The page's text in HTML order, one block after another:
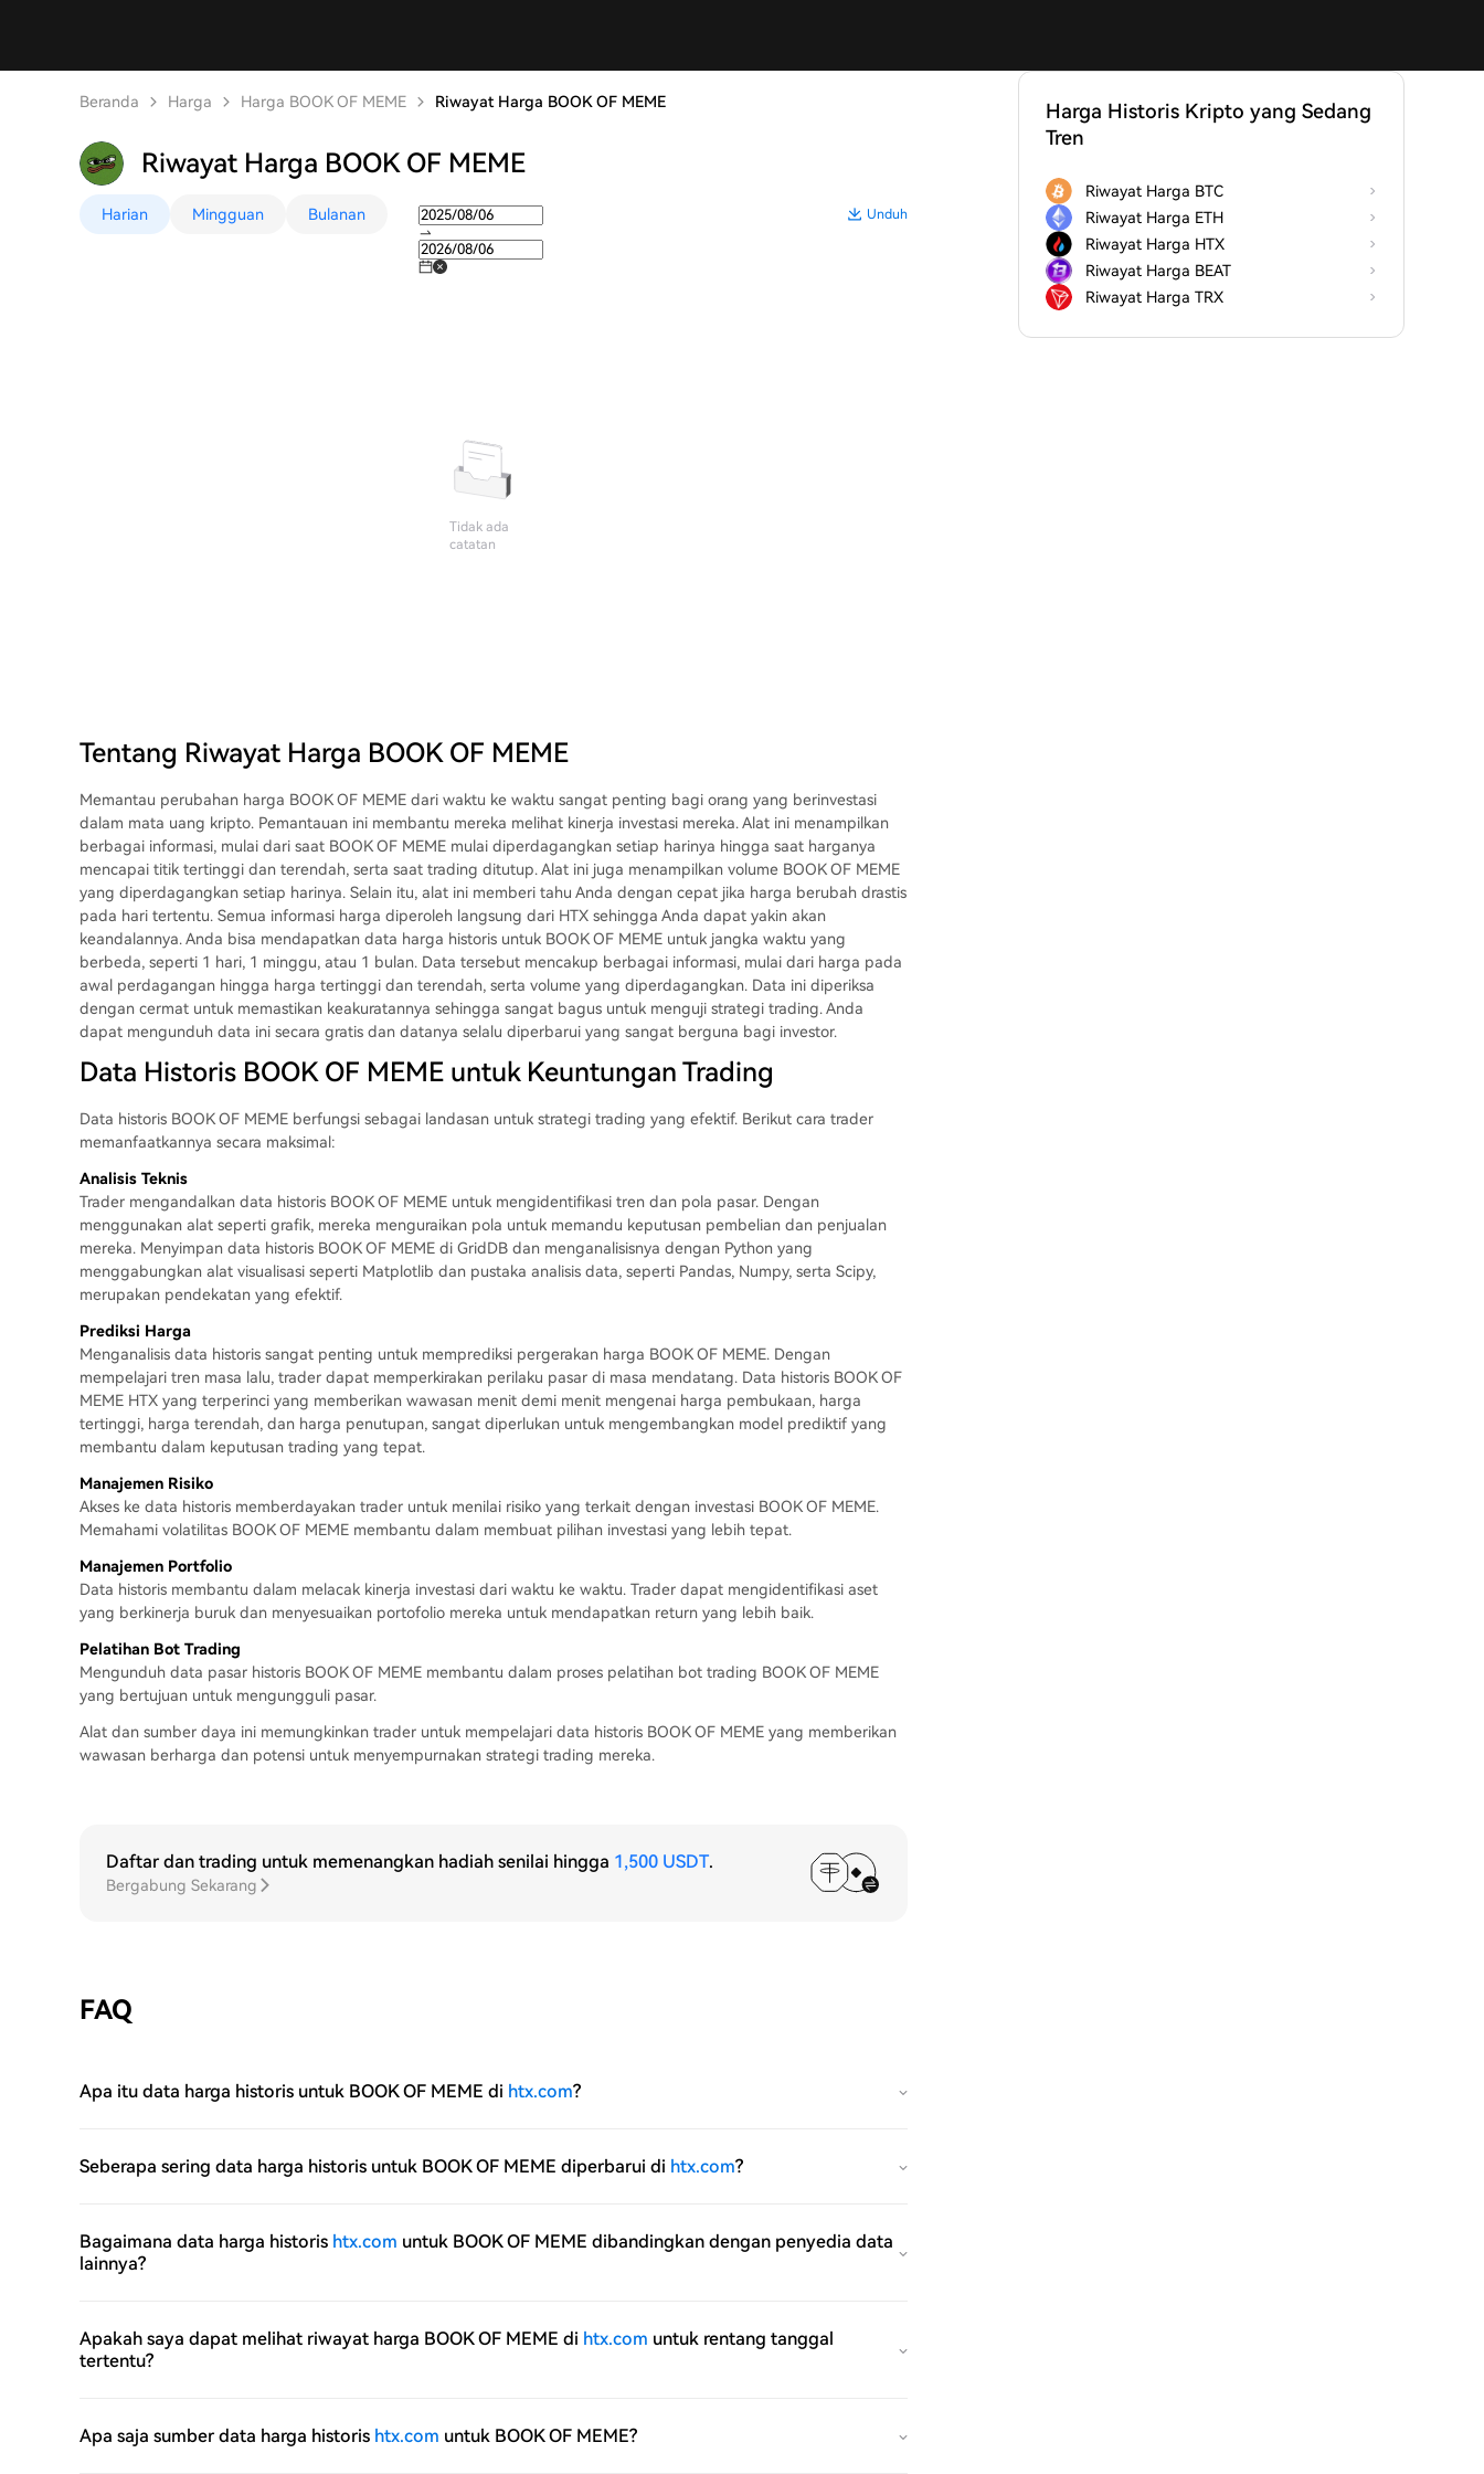
Beranda Harga Harga BOOK OF MEME Riwayat Harga BOOK OF MEME
Riwayat Harga BOOK OF MEME
Harian Mingguan Bulanan Unduh
Tidak ada
catatan
Tentang Riwayat Harga BOOK OF MEME
Memantau perubahan harga BOOK OF MEME dari waktu ke waktu sangat penting bagi orang yang berinvestasi
dalam mata uang kripto. Pemantauan ini membantu mereka melihat kinerja investasi mereka. Alat ini menampilkan
berbagai informasi, mulai dari saat BOOK OF MEME mulai diperdagangkan setiap harinya hingga saat harganya
mencapai titik tertinggi dan terendah, serta saat trading ditutup. Alat ini juga menampilkan volume BOOK OF MEME
yang diperdagangkan setiap harinya. Selain itu, alat ini memberi tahu Anda dengan cepat jika harga berubah drastis
pada hari tertentu. Semua informasi harga diperoleh langsung dari HTX sehingga Anda dapat yakin akan
keandalannya. Anda bisa mendapatkan data harga historis untuk BOOK OF MEME untuk jangka waktu yang
berbeda, seperti 1 hari, 1 minggu, atau 1 bulan. Data tersebut mencakup berbagai informasi, mulai dari harga pada
awal perdagangan hingga harga tertinggi dan terendah, serta volume yang diperdagangkan. Data ini diperiksa
dengan cermat untuk memastikan keakuratannya sehingga sangat bagus untuk menguji strategi trading. Anda
dapat mengunduh data ini secara gratis dan datanya selalu diperbarui yang sangat berguna bagi investor.
Data Historis BOOK OF MEME untuk Keuntungan Trading
Data historis BOOK OF MEME berfungsi sebagai landasan untuk strategi trading yang efektif. Berikut cara trader
memanfaatkannya secara maksimal:
Analisis Teknis
Trader mengandalkan data historis BOOK OF MEME untuk mengidentifikasi tren dan pola pasar. Dengan
menggunakan alat seperti grafik, mereka menguraikan pola untuk memandu keputusan pembelian dan penjualan
mereka. Menyimpan data historis BOOK OF MEME di GridDB dan menganalisisnya dengan Python yang
menggabungkan alat visualisasi seperti Matplotlib dan pustaka analisis data, seperti Pandas, Numpy, serta Scipy,
merupakan pendekatan yang efektif.
Prediksi Harga
Menganalisis data historis sangat penting untuk memprediksi pergerakan harga BOOK OF MEME. Dengan
mempelajari tren masa lalu, trader dapat memperkirakan perilaku pasar di masa mendatang. Data historis BOOK OF
MEME HTX yang terperinci yang memberikan wawasan menit demi menit mengenai harga pembukaan, harga
tertinggi, harga terendah, dan harga penutupan, sangat diperlukan untuk mengembangkan model prediktif yang
membantu dalam keputusan trading yang tepat.
Manajemen Risiko
Akses ke data historis memberdayakan trader untuk menilai risiko yang terkait dengan investasi BOOK OF MEME.
Memahami volatilitas BOOK OF MEME membantu dalam membuat pilihan investasi yang lebih tepat.
Manajemen Portfolio
Data historis membantu dalam melacak kinerja investasi dari waktu ke waktu. Trader dapat mengidentifikasi aset
yang berkinerja buruk dan menyesuaikan portofolio mereka untuk mendapatkan return yang lebih baik.
Pelatihan Bot Trading
Mengunduh data pasar historis BOOK OF MEME membantu dalam proses pelatihan bot trading BOOK OF MEME
yang bertujuan untuk mengungguli pasar.
Alat dan sumber daya ini memungkinkan trader untuk mempelajari data historis BOOK OF MEME yang memberikan
wawasan berharga dan potensi untuk menyempurnakan strategi trading mereka.
Daftar dan trading untuk memenangkan hadiah senilai hingga 1,500 USDT.
Bergabung Sekarang
FAQ
Apa itu data harga historis untuk BOOK OF MEME di htx.com?
Seberapa sering data harga historis untuk BOOK OF MEME diperbarui di htx.com?
Bagaimana data harga historis htx.com untuk BOOK OF MEME dibandingkan dengan penyedia data
lainnya?
Apakah saya dapat melihat riwayat harga BOOK OF MEME di htx.com untuk rentang tanggal
tertentu?
Apa saja sumber data harga historis htx.com untuk BOOK OF MEME?
Harga Historis Kripto yang Sedang
Tren
Riwayat Harga BTC
Riwayat Harga ETH
Riwayat Harga HTX
Riwayat Harga BEAT
Riwayat Harga TRX